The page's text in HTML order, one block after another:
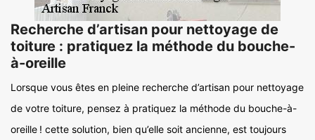
Recherche d’artisan pour nettoyage de
toiture : pratiquez la méthode du bouche-
à-oreille
Lorsque vous êtes en pleine recherche d’artisan pour nettoyage
de votre toiture, pensez à pratiquez la méthode du bouche-à-
oreille ! cette solution, bien qu’elle soit ancienne, est toujours